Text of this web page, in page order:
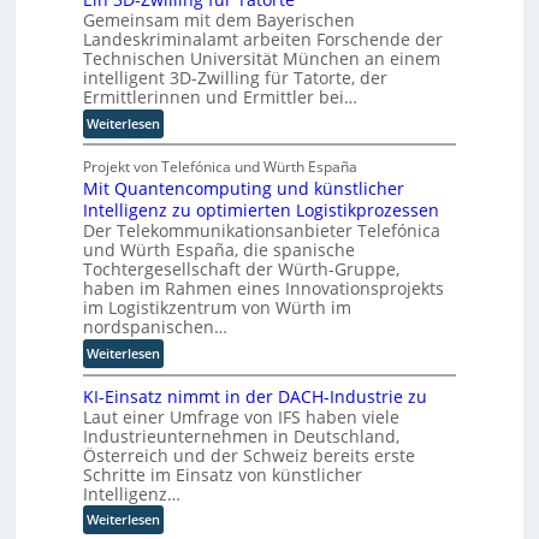
r
-
H
e
r
s
e
l
l
e
r
n
u
n
g
s
l
ö
s
u
n
g
e
n
r
n
T
w
i
e
h
a
u
s
w
i
r
d
n
e
u
r
W
a
g
o
-
Gemeinsam mit dem Bayerischen
Landeskriminalamt arbeiten Forschende der
Technischen Universität München an einem
intelligent 3D-Zwilling für Tatorte, der
Ermittlerinnen und Ermittler bei…
Weiterlesen:
E
i
n
3
D
-
Z
w
i
l
l
i
n
g
f
ü
r
T
a
Projekt von Telefónica und Würth España
Mit Quantencomputing und künstlicher
Intelligenz zu optimierten Logistikprozessen
Der Telekommunikationsanbieter Telefónica
und Würth España, die spanische
Tochtergesellschaft der Würth-Gruppe,
haben im Rahmen eines Innovationsprojekts
im Logistikzentrum von Würth im
nordspanischen…
Weiterlesen:
M
i
t
Q
u
a
n
t
KI-Einsatz nimmt in der DACH-Industrie zu
Laut einer Umfrage von IFS haben viele
Industrieunternehmen in Deutschland,
Österreich und der Schweiz bereits erste
Schritte im Einsatz von künstlicher
Intelligenz…
Weiterlesen: